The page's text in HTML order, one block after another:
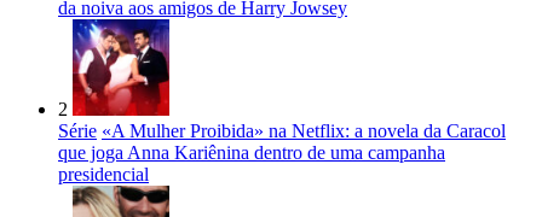
da noiva aos amigos de Harry Jowsey
2
Série «A Mulher Proibida» na Netflix: a novela da Caracol
que joga Anna Kariênina dentro de uma campanha
presidencial